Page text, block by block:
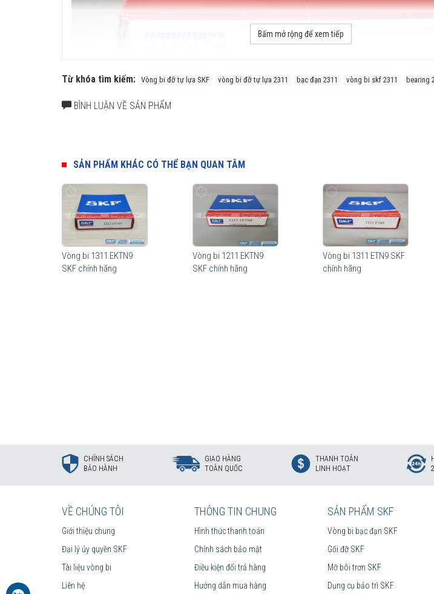
Vòng bi đỡ tự lựa SKF 2311 K
Ưu điểm của Vòng bi đỡ tự lựa SKF
Vòng bi đỡ tự lựa có khả năng bù trừ độ lệch trục khi hoạt động. Độ bền vượt trội của vòng bi đỡ tự
môi trường làm việc sạch sẽ hay có độ nhiễm bẩn cao, vòng bi đỡ tự lựa SKF có tuổi thọ cao hơn
Bấm mở rộng để xem tiếp
Từ khóa tìm kiếm: Vòng bi đỡ tự lựa SKF vòng bi đỡ tự lựa 2311 bạc đạn 2311 vòng bi skf 2311 bearing
BÌNH LUẬN VỀ SẢN PHẨM
SẢN PHẨM KHÁC CÓ THỂ BẠN QUAN TÂM
Vòng bi 1311 EKTN9
SKF chính hãng
Vòng bi 1211 EKTN9
SKF chính hãng
Vòng bi 1311 ETN9 SKF
chính hãng
CHÍNH SÁCH
BẢO HÀNH
GIAO HÀNG
TOÀN QUỐC
THANH TOÁN
LINH HOẠT
VỀ CHÚNG TÔI
Giới thiệu chung
Đại lý ủy quyền SKF
Tài liệu vòng bi
Liên hệ
THÔNG TIN CHUNG
Hình thức thanh toán
Chính sách bảo mật
Điều kiện đổi trả hàng
Hướng dẫn mua hàng
SẢN PHẨM SKF
Vòng bi bạc đạn SKF
Gối đỡ SKF
Mỡ bôi trơn SKF
Dụng cụ bảo trì SKF